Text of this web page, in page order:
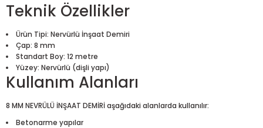
Teknik Özellikler
Ürün Tipi: Nervürlü İnşaat Demiri
Çap: 8 mm
Standart Boy: 12 metre
Yüzey: Nervürlü (dişli yapı)
Kullanım Alanları
8 MM NEVRÜLÜ İNŞAAT DEMİRİ aşağıdaki alanlarda kullanılır:
Betonarme yapılar